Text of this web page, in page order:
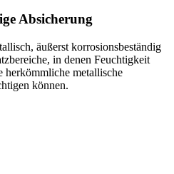
Absicherung
äußerst korrosionsbeständig
in denen Feuchtigkeit
herkömmliche metallische
können.